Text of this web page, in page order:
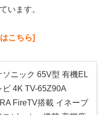
います。
こちら]
ソニック 65V型 有機EL
ビ 4K TV-65Z90A
FireTV搭載 イネーブ